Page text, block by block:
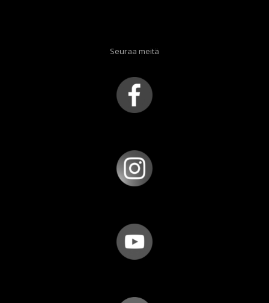
Seuraa meitä